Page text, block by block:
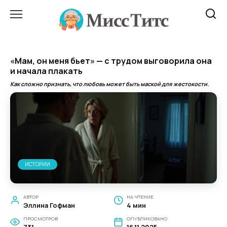
«Мам, он меня бьет» — с трудом выговорила она
и начала плакать
Как сложно признать, что любовь может быть маской для жестокости.
ИСТОРИИ
АВТОР
Эллина Гофман
НА ЧТЕНИЕ
4 мин
ПРОСМОТРОВ ОПУБЛИКОВАНО